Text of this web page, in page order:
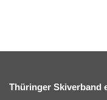
Thüringer Skiverband